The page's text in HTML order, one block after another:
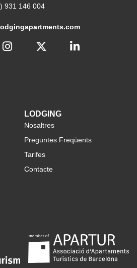
931 146 004
LODGING
Nosaltres
Preguntes Freqüents
Tarifes
Contacte